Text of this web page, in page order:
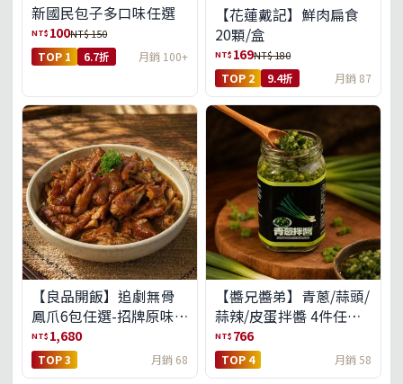
新國民包子多口味任選
NT$ 100NT$ 150
TOP 1 6.7折 月銷 100+
【花蓮戴記】鮮肉扁食
20顆/盒
NT$ 169NT$ 180
TOP 2 9.4折 月銷 87
【良品開飯】追劇無骨
鳳爪6包任選-招牌原味/
濃濃蒜香/過癮麻辣(免運
組)
NT$ 1,680
TOP 3 月銷 68
【醬兄醬弟】青蔥/蒜頭/
蒜辣/皮蛋拌醬 4件任選
(免運組)
NT$ 766
TOP 4 月銷 58